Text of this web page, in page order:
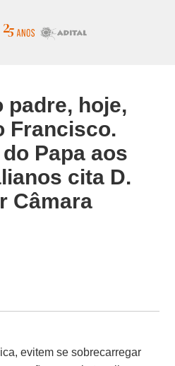
padre, hoje,
Francisco.
Papa aos
cita D.
Câmara
evitem se sobrecarregar